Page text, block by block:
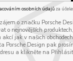
osobních údajůza
o značku Porsche
o nejnovějších
akcí jak v našich
Porsche Design pak
a klikněte na